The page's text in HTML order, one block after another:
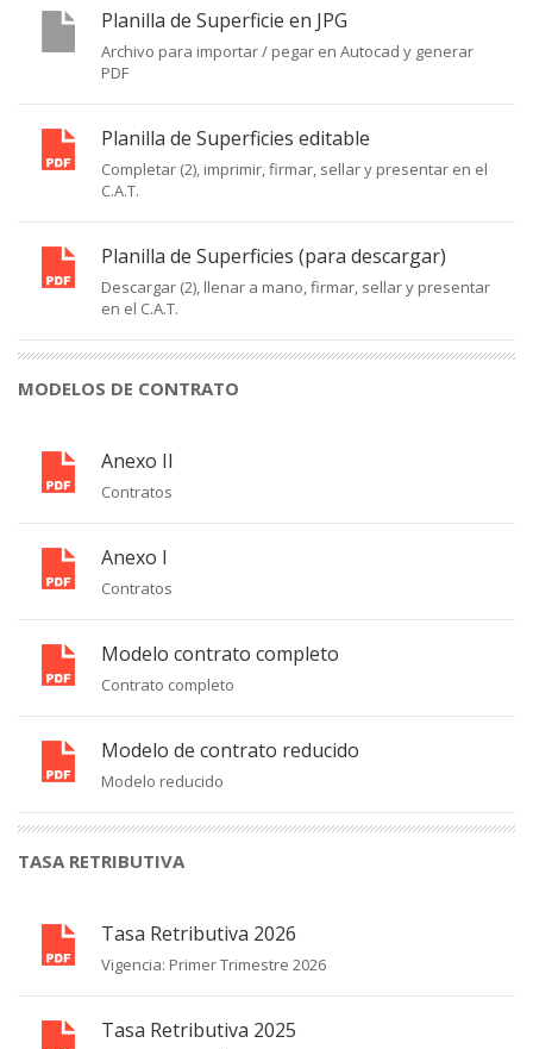
Planilla de Superficie en JPG
Archivo para importar / pegar en Autocad y generar
PDF
Planilla de Superficies editable
Completar (2), imprimir, firmar, sellar y presentar en el
C.A.T.
Planilla de Superficies (para descargar)
Descargar (2), llenar a mano, firmar, sellar y presentar
en el C.A.T.
MODELOS DE CONTRATO
Anexo II
Contratos
Anexo I
Contratos
Modelo contrato completo
Contrato completo
Modelo de contrato reducido
Modelo reducido
TASA RETRIBUTIVA
Tasa Retributiva 2026
Vigencia: Primer Trimestre 2026
Tasa Retributiva 2025